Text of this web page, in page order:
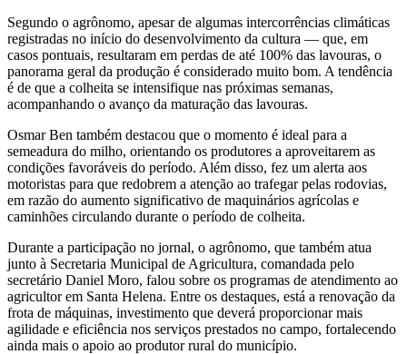
Segundo o agrônomo, apesar de algumas intercorrências climáticas
registradas no início do desenvolvimento da cultura — que, em
casos pontuais, resultaram em perdas de até 100% das lavouras, o
panorama geral da produção é considerado muito bom. A tendência
é de que a colheita se intensifique nas próximas semanas,
acompanhando o avanço da maturação das lavouras.
Osmar Ben também destacou que o momento é ideal para a
semeadura do milho, orientando os produtores a aproveitarem as
condições favoráveis do período. Além disso, fez um alerta aos
motoristas para que redobrem a atenção ao trafegar pelas rodovias,
em razão do aumento significativo de maquinários agrícolas e
caminhões circulando durante o período de colheita.
Durante a participação no jornal, o agrônomo, que também atua
junto à Secretaria Municipal de Agricultura, comandada pelo
secretário Daniel Moro, falou sobre os programas de atendimento ao
agricultor em Santa Helena. Entre os destaques, está a renovação da
frota de máquinas, investimento que deverá proporcionar mais
agilidade e eficiência nos serviços prestados no campo, fortalecendo
ainda mais o apoio ao produtor rural do município.